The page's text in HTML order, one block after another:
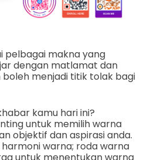
pelbagai makna yang
dengan matlamat dan
boleh menjadi titik tolak bagi
kamu hari ini?
untuk memilih warna
objektif dan aspirasi anda.
warna; roda warna
untuk menentukan warna